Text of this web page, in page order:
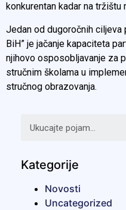
konkurentan kadar na tržištu
Jedan od dugoročnih ciljeva
BiH” je jačanje kapaciteta
njihovo osposobljavanje za
stručnim školama u
stručnog obrazovanja.
Kategorije
Novosti
Uncategorized